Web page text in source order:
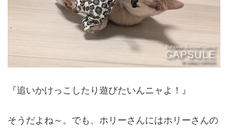
『追いかけっこしたり遊びたいんニャよ！』
そうだよね～。でも、ホリーさんにはホリーさんの